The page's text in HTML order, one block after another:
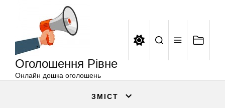
Оголошення Рівне
Онлайн дошка оголошень
ЗМІСТ